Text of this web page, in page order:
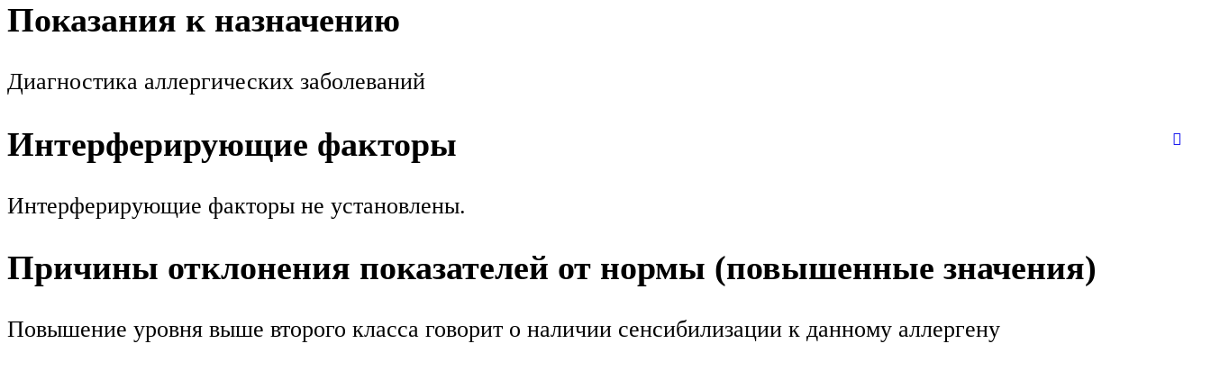
Показания к назначению
Диагностика аллергических заболеваний
Интерферирующие факторы
Интерферирующие факторы не установлены.
Причины отклонения показателей от нормы (повышенные значения)
Повышение уровня выше второго класса говорит о наличии сенсибилизации к данному аллергену